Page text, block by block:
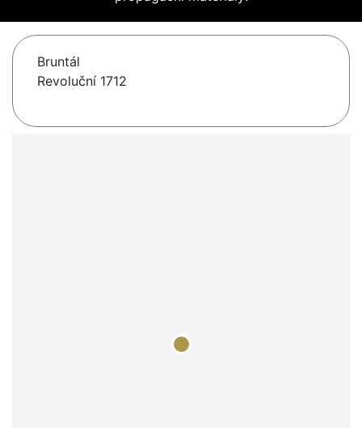
Bruntál
Revoluční 1712